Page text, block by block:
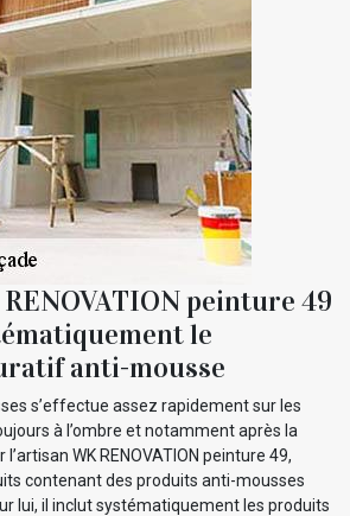
peinture 49
le
anti-mousse
s’effectue assez rapidement sur les
à l’ombre et notamment après la
WK RENOVATION peinture 49,
contenant des produits anti-mousses
lui, il inclut systématiquement les produits